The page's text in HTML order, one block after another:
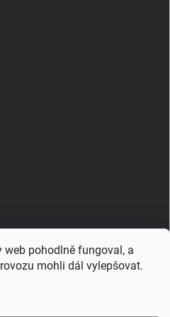
web pohodlně fungoval, a
mohli dál vylepšovat.